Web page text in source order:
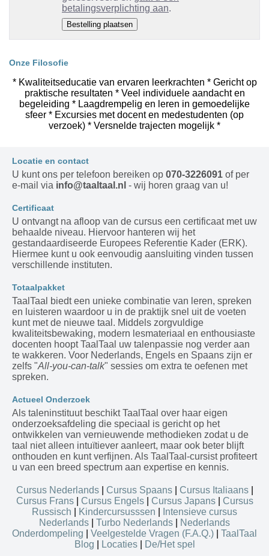
betalingsverplichting aan.
Onze Filosofie
* Kwaliteitseducatie van ervaren leerkrachten * Gericht op
praktische resultaten * Veel individuele aandacht en
begeleiding * Laagdrempelig en leren in gemoedelijke
sfeer * Excursies met docent en medestudenten (op
verzoek) * Versnelde trajecten mogelijk *
Locatie en contact
U kunt ons per telefoon bereiken op 070-3226091 of per
e-mail via info@taaltaal.nl - wij horen graag van u!
Certificaat
U ontvangt na afloop van de cursus een certificaat met uw
behaalde niveau. Hiervoor hanteren wij het
gestandaardiseerde Europees Referentie Kader (ERK).
Hiermee kunt u ook eenvoudig aansluiting vinden tussen
verschillende instituten.
Totaalpakket
TaalTaal biedt een unieke combinatie van leren, spreken
en luisteren waardoor u in de praktijk snel uit de voeten
kunt met de nieuwe taal. Middels zorgvuldige
kwaliteitsbewaking, modern lesmateriaal en enthousiaste
docenten hoopt TaalTaal uw talenpassie nog verder aan
te wakkeren. Voor Nederlands, Engels en Spaans zijn er
zelfs "All-you-can-talk" sessies om extra te oefenen met
spreken.
Actueel Onderzoek
Als taleninstituut beschikt TaalTaal over haar eigen
onderzoeksafdeling die speciaal is gericht op het
ontwikkelen van vernieuwende methodieken zodat u de
taal niet alleen intuïtiever aanleert, maar ook beter blijft
onthouden en kunt verfijnen. Als TaalTaal-cursist profiteert
u van een breed spectrum aan expertise en kennis.
Cursus Nederlands| Cursus Spaans| Cursus Italiaans|
Cursus Frans| Cursus Engels| Cursus Japans| Cursus
Russisch
Kindercursusssen
Intensieve cursus
Nederlands
Turbo Nederlands
Nederlands
Onderdompeling
Veelgestelde Vragen (F.A.Q.)
TaalTaal
Blog
Locaties| De/Het spel